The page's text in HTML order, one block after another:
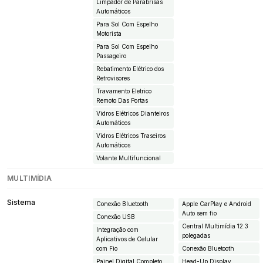
Limpador de Parabrisas
Automáticos
Para Sol Com Espelho
Motorista
Para Sol Com Espelho
Passageiro
Rebatimento Elétrico dos
Retrovisores
Travamento Eletrico
Remoto Das Portas
Vidros Elétricos Dianteiros
Automáticos
Vidros Elétricos Traseiros
Automáticos
Volante Multifuncional
MULTIMÍDIA
Sistema
Conexão Bluetooth
Conexão USB
Integração com
Aplicativos de Celular
com Fio
Painel Digital Completo
Apple CarPlay e Android
Auto sem fio
Central Multimídia 12.3
polegadas
Conexão Bluetooth
Head-Up Display